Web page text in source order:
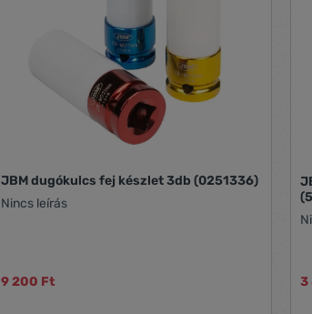
JBM dugókulcs fej készlet 3db (0251336)
Nincs leírás
9 200 Ft 3